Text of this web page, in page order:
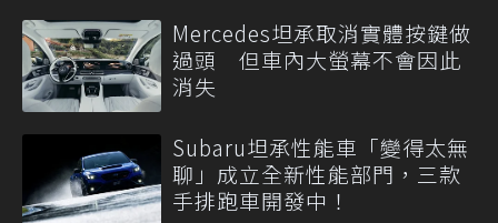
Mercedes坦承取消實體按鍵做
過頭 但車內大螢幕不會因此
消失
Subaru坦承性能車「變得太無
聊」成立全新性能部門，三款
手排跑車開發中！